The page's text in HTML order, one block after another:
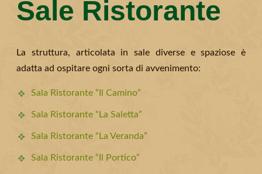
Sale Ristorante
La struttura, articolata in sale diverse e spaziose è
adatta ad ospitare ogni sorta di avvenimento:
Sala Ristorante “Il Camino”
Sala Ristorante “La Saletta”
Sala Ristorante “La Veranda”
Sala Ristorante “Il Portico”